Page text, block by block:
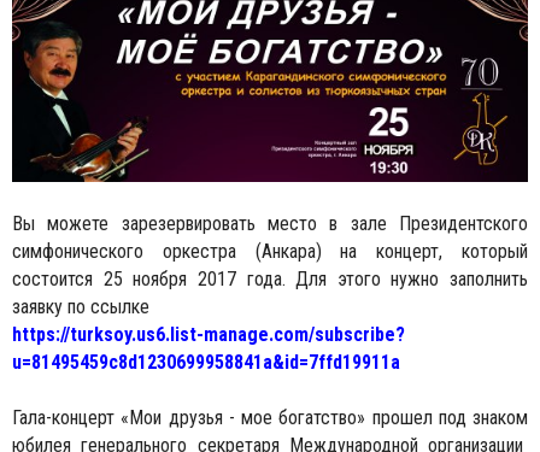
Вы можете зарезервировать место в зале Президентского
симфонического оркестра (Анкара) на концерт, который
состоится 25 ноября 2017 года. Для этого нужно заполнить
заявку по ссылке
https://turksoy.us6.list-manage.com/subscribe?
u=81495459c8d1230699958841a&id=7ffd19911a
Гала-концерт «Мои друзья - мое богатство» прошел под знаком
юбилея генерального секретаря Международной организации